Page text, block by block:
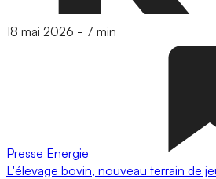
18 mai 2026 - 7 min
Presse Energie
L'élevage bovin, nouveau terrain de